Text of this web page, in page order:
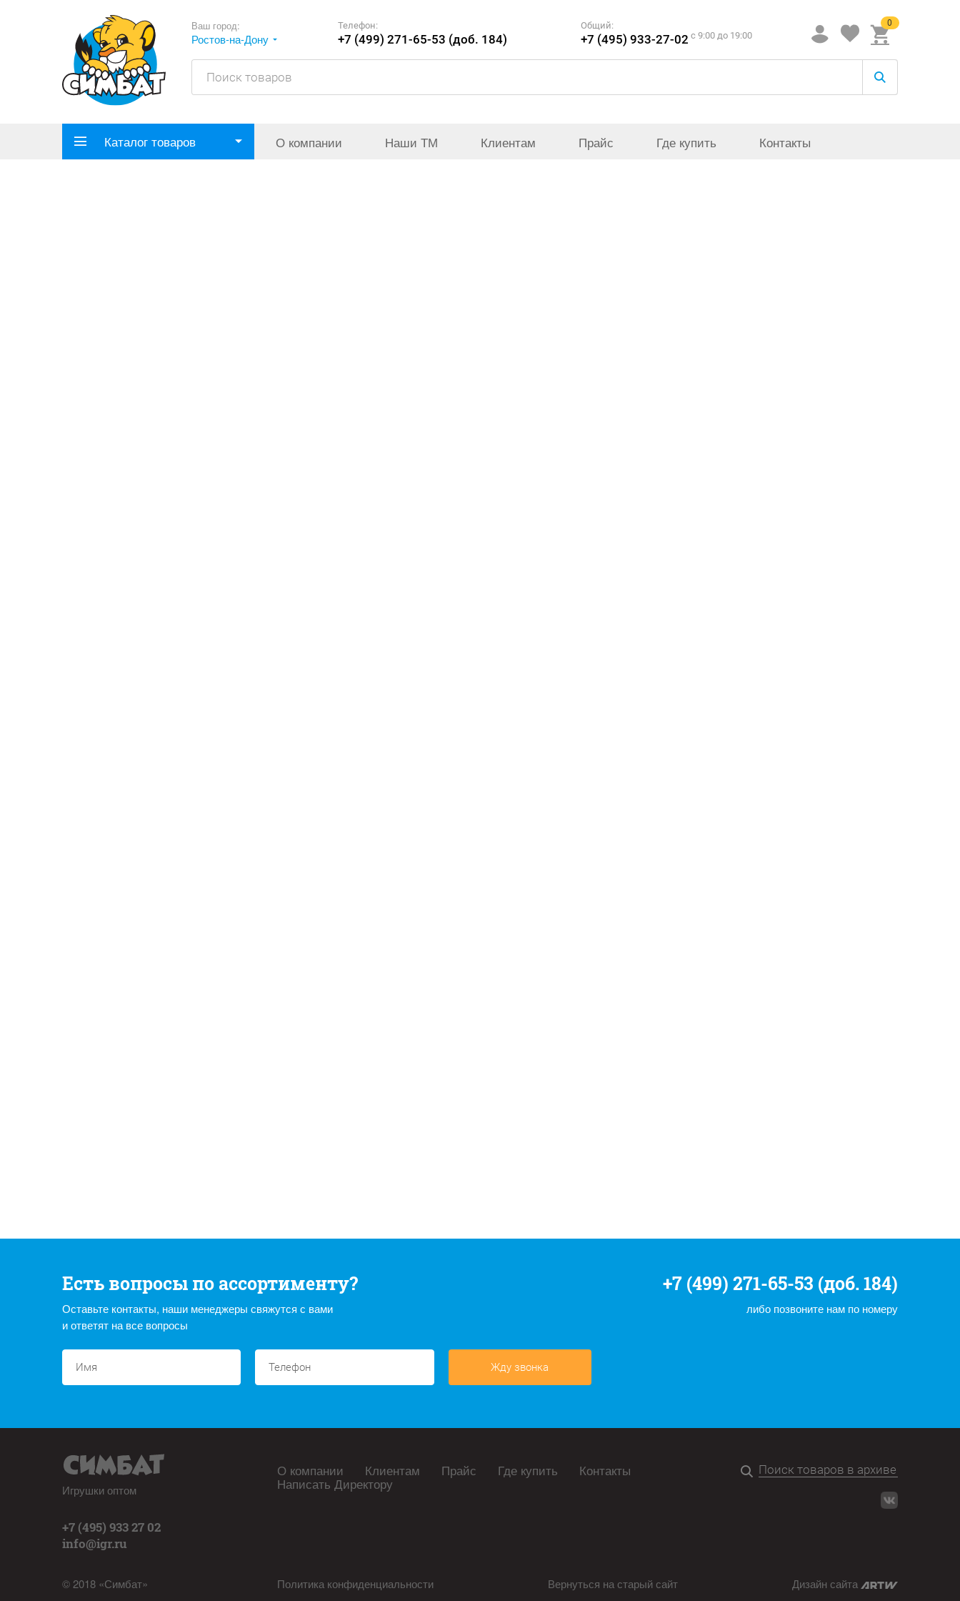
Ваш город:
Ростов-на-Дону
Телефон:
+7 (499) 271-65-53 (доб. 184)
Общий:
+7 (495) 933-27-02 c 9:00 до 19:00
0
Каталог товаров О компании Наши ТМ Клиентам Прайс Где купить Контакты
Есть вопросы по ассортименту?
Оставьте контакты, наши менеджеры свяжутся с вами
и ответят на все вопросы
+7 (499) 271-65-53 (доб. 184)
либо позвоните нам по номеру
Жду звонка
Игрушки оптом
+7 (495) 933 27 02
info@igr.ru
© 2018 «Симбат»
О компании Клиентам Прайс Где купить Контакты
Написать Директору
Политика конфиденциальности Вернуться на старый сайт Дизайн сайта